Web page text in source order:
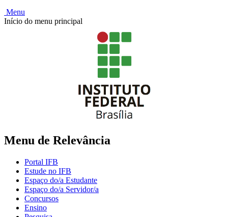
Menu
Início do menu principal
Menu de Relevância
Portal IFB
Estude no IFB
Espaço do/a Estudante
Espaço do/a Servidor/a
Concursos
Ensino